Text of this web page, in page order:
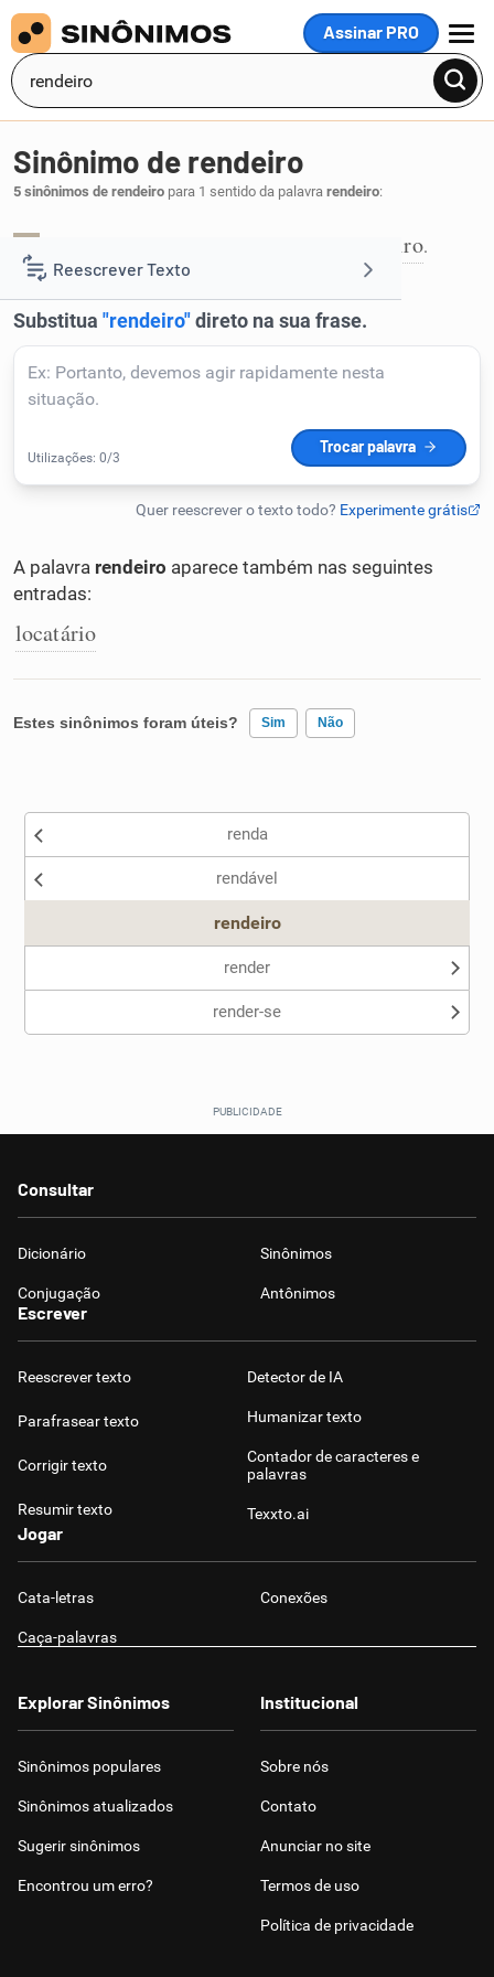
Assinar PRO
MENU
Reescrever Texto
Resumir Texto
Corrigir Texto
Detector de IA
Humanizador de IA
Cata-letras
Sinônimos
Sinônimo de rendeiro
5 sinônimos de rendeiro para 1 sentido da palavra rendeiro:
olheiro.
A palavra rendeiro aparece também nas seguintes
entradas:
locatário
Estes sinônimos foram úteis? Sim Não
Nenhum dos sinônimos apresentados me ajudou
renda
rendável
rendeiro
render
render-se
Consultar
Dicionário Sinônimos
Conjugação Antônimos
Escrever
Reescrever texto
Parafrasear texto
Corrigir texto
Resumir texto
Detector de IA
Humanizar texto
Contador de caracteres e
palavras
Texxto.ai
Jogar
Cata-letras Conexões
Caça-palavras
Explorar Sinônimos
Sinônimos populares
Sinônimos atualizados
Sugerir sinônimos
Encontrou um erro?
Institucional
Sobre nós
Contato
Anunciar no site
Termos de uso
Política de privacidade